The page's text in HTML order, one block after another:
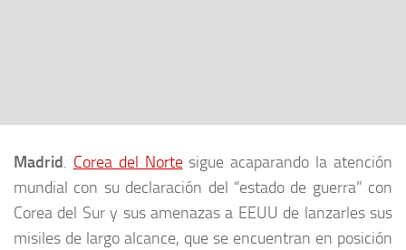
Madrid. Corea del Nortesigue acaparando la atención
mundial con su declaración del “estado de guerra” con
Corea del Sur y sus amenazas a EEUU de lanzarles sus
misiles de largo alcance, que se encuentran en posición